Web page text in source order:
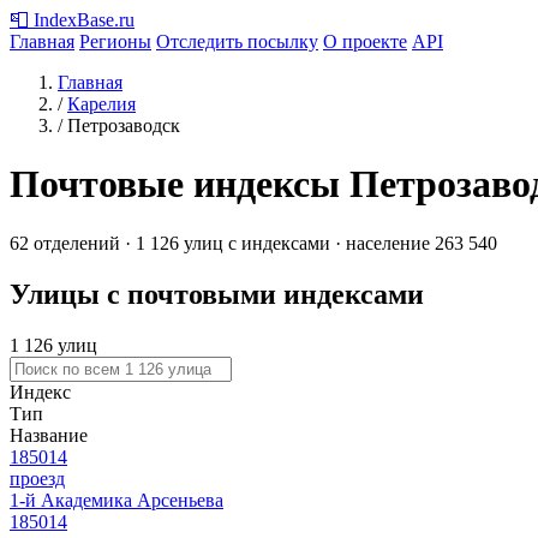
📮 IndexBase.ru
Главная Регионы Отследить посылку О проекте API
Главная
/ Карелия
/ Петрозаводск
Почтовые индексы
62 отделений · 1 126 улиц с индексами · население 263 540
Улицы с почтовыми индексами
1 126 улиц
Индекс
Тип
Название
185014
проезд
1-й Академика Арсеньева
185014